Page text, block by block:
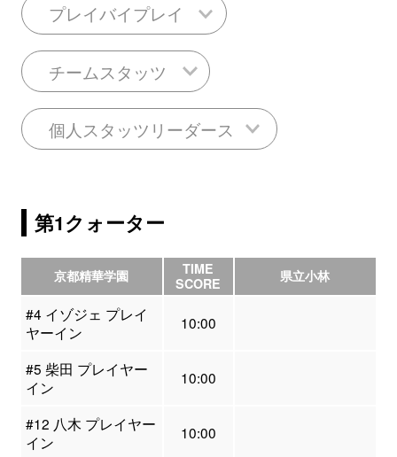
プレイバイプレイ
チームスタッツ
個人スタッツリーダース
第1クォーター
京都精華学園
TIME
SCORE
県立小林
#4 イゾジェ プレイ
ヤーイン
10:00
#5 柴田 プレイヤー
イン
10:00
#12 八木 プレイヤー
イン
10:00